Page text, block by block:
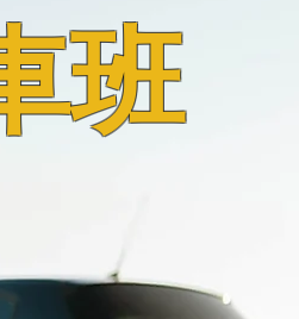
班